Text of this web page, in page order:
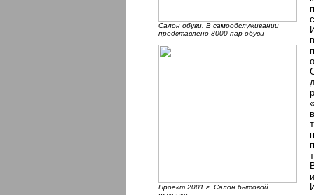
Салон обуви. В самообслуживании
представлено 8000 пар обуви
Проект 2001 г. Салон бытовой